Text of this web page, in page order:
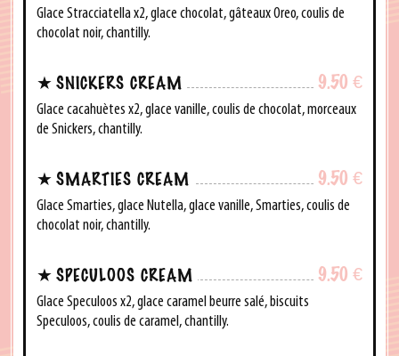
Glace Stracciatella x2, glace chocolat, gâteaux Oreo, coulis de
chocolat noir, chantilly.
9.50 €
SNICKERS CREAM
Glace cacahuètes x2, glace vanille, coulis de chocolat, morceaux
de Snickers, chantilly.
9.50 €
SMARTIES CREAM
Glace Smarties, glace Nutella, glace vanille, Smarties, coulis de
chocolat noir, chantilly.
9.50 €
SPECULOOS CREAM
Glace Speculoos x2, glace caramel beurre salé, biscuits
Speculoos, coulis de caramel, chantilly.